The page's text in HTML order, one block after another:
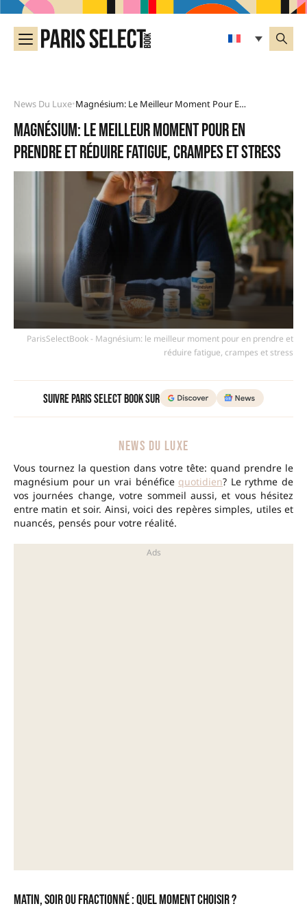
News Du Luxe• Magnésium: Le Meilleur Moment Pour En Prendre Et Réduire Fatigue, Crampes Et Stress
Magnésium: le meilleur moment pour en
prendre et réduire fatigue, crampes et stress
ParisSelectBook - Magnésium: le meilleur moment pour en prendre et
réduire fatigue, crampes et stress
Suivre Paris Select Book sur
NEWS DU LUXE
Vous tournez la question dans votre tête: quand prendre le
magnésium pour un vrai bénéfice quotidien? Le rythme de
vos journées change, votre sommeil aussi, et vous hésitez
entre matin et soir. Ainsi, voici des repères simples, utiles et
nuancés, pensés pour votre réalité.
Matin, soir ou fractionné : quel moment choisir ?